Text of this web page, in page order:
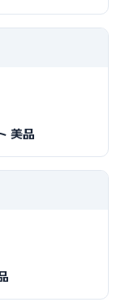
美品